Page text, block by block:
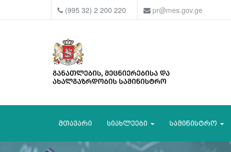
(995 32) 2 200 220 pr@mes.gov.ge
მთავარი სიახლეები სამინისტრო